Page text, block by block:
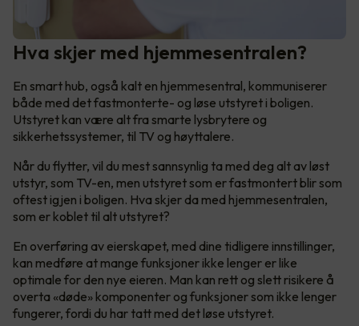
Hva skjer med hjemmesentralen?
En smart hub, også kalt en hjemmesentral, kommuniserer
både med det fastmonterte- og løse utstyret i boligen.
Utstyret kan være alt fra smarte lysbrytere og
sikkerhetssystemer, til TV og høyttalere.
Når du flytter, vil du mest sannsynlig ta med deg alt av løst
utstyr, som TV-en, men utstyret som er fastmontert blir som
oftest igjen i boligen. Hva skjer da med hjemmesentralen,
som er koblet til alt utstyret?
En overføring av eierskapet, med dine tidligere innstillinger,
kan medføre at mange funksjoner ikke lenger er like
optimale for den nye eieren. Man kan rett og slett risikere å
overta «døde» komponenter og funksjoner som ikke lenger
fungerer, fordi du har tatt med det løse utstyret.